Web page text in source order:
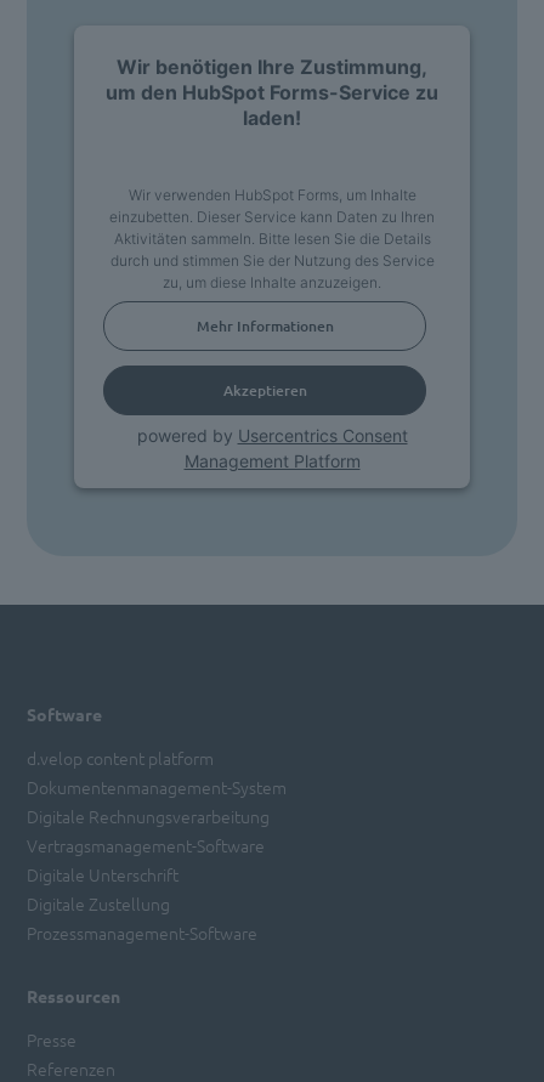
Wir benötigen Ihre Zustimmung,
um den HubSpot Forms-Service zu
laden!
Wir verwenden HubSpot Forms, um Inhalte
einzubetten. Dieser Service kann Daten zu Ihren
Aktivitäten sammeln. Bitte lesen Sie die Details
durch und stimmen Sie der Nutzung des Service
zu, um diese Inhalte anzuzeigen.
Mehr Informationen
Akzeptieren
powered by Usercentrics Consent
Management Platform
Software
d.velop content platform
Dokumentenmanagement-System
Digitale Rechnungsverarbeitung
Vertragsmanagement-Software
Digitale Unterschrift
Digitale Zustellung
Prozessmanagement-Software
Ressourcen
Presse
Referenzen